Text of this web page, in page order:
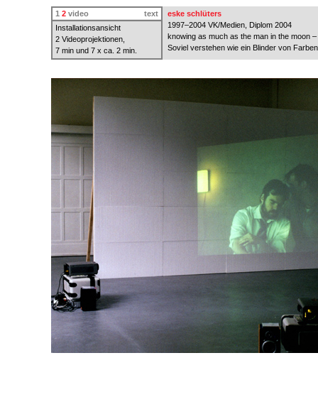
1 2 video
text
Installationsansicht
2 Videoprojektionen,
7 min und 7 x ca. 2 min.
eske schlüters
1997–2004 VK/Medien, Diplom 2004
knowing as much as the man in the moon –
Soviel verstehen wie ein Blinder von Farben